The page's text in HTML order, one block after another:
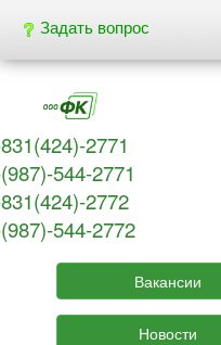
Задать вопрос
2771
544-2771
2772
544-2772
Вакансии
Новости